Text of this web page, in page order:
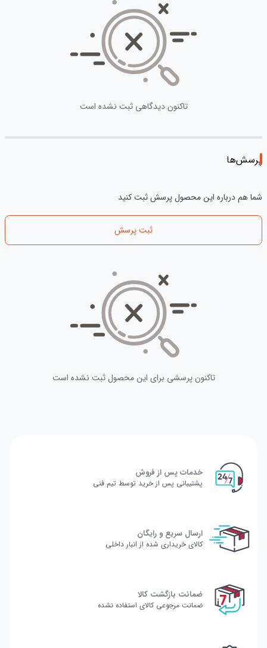
تاکنون دیدگاهی ثبت نشده است
پرسش‌ها
شما هم درباره این محصول پرسش ثبت کنید
ثبت پرسش
تاکنون پرسشی برای این محصول ثبت نشده است
خدمات پس از فروش
پشتیبانی پس از خرید توسط تیم فنی
ارسال سریع و رایگان
کالای خریداری شده از انبار داخلی
ضمانت بازگشت کالا
ضمانت مرجوعی کالای استفاده نشده